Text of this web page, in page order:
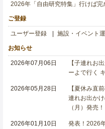
2026年「自由研究特集」行けば完
ご登録
ユーザー登録 施設・イベント
お知らせ
2026年07月06日
【子連れお
ーよで行く
2026年05月28日
【夏休み直
連れお出か
（月）発売！
2026年01月10日
発表！2026